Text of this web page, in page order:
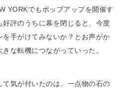
YORKでもポップアップを開催す
評のうちに幕を閉じると、今度
手がけてみないか？とお声がか
な転機につながっていった。
て気が付いたのは、一点物の石の